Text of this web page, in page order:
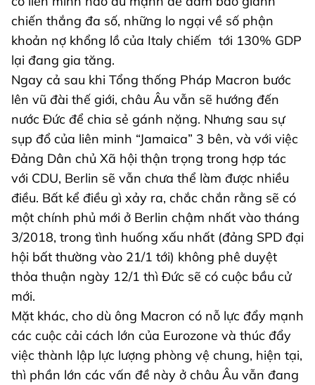
chiến thắng đa số, những lo ngại về số phận
khoản nợ khổng lồ của Italy chiếm tới 130% GDP
lại đang gia tăng.
Ngay cả sau khi Tổng thống Pháp Macron bước
lên vũ đài thế giới, châu Âu vẫn sẽ hướng đến
nước Đức để chia sẻ gánh nặng. Nhưng sau sự
sụp đổ của liên minh “Jamaica” 3 bên, và với việc
Đảng Dân chủ Xã hội thận trọng trong hợp tác
với CDU, Berlin sẽ vẫn chưa thể làm được nhiều
điều. Bất kể điều gì xảy ra, chắc chắn rằng sẽ có
một chính phủ mới ở Berlin chậm nhất vào tháng
3/2018, trong tình huống xấu nhất (đảng SPD đại
hội bất thường vào 21/1 tới) không phê duyệt
thỏa thuận ngày 12/1 thì Đức sẽ có cuộc bầu cử
mới.
Mặt khác, cho dù ông Macron có nỗ lực đẩy mạnh
các cuộc cải cách lớn của Eurozone và thúc đẩy
việc thành lập lực lượng phòng vệ chung, hiện tại,
thì phần lớn các vấn đề này ở châu Âu vẫn đang